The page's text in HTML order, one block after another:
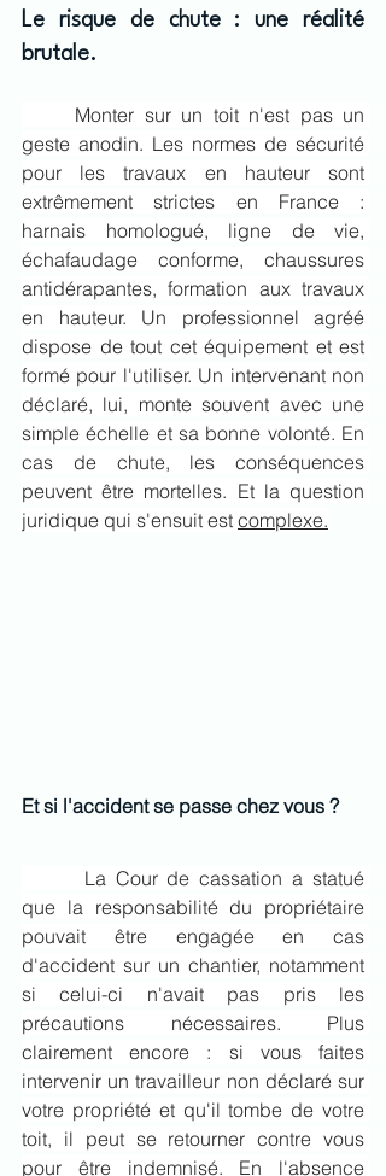
Le risque de chute : une réalité
brutale.
geste anodin. Les normes de sécurité
pour les travaux en hauteur sont
extrêmement strictes en France :
harnais homologué, ligne de vie,
échafaudage conforme, chaussures
antidérapantes, formation aux travaux
en hauteur. Un professionnel agréé
dispose de tout cet équipement et est
formé pour l'utiliser. Un intervenant non
déclaré, lui, monte souvent avec une
simple échelle et sa bonne volonté. En
cas de chute, les conséquences
peuvent être mortelles. Et la question
juridique qui s'ensuit est complexe.
Et si l'accident se passe chez vous ?
que la responsabilité du propriétaire
pouvait être engagée en cas
d'accident sur un chantier, notamment
si celui-ci n'avait pas pris les
précautions nécessaires. Plus
clairement encore : si vous faites
intervenir un travailleur non déclaré sur
votre propriété et qu'il tombe de votre
toit, il peut se retourner contre vous
pour être indemnisé. En l'absence